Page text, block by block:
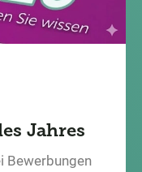
Jahres
Bewerbungen